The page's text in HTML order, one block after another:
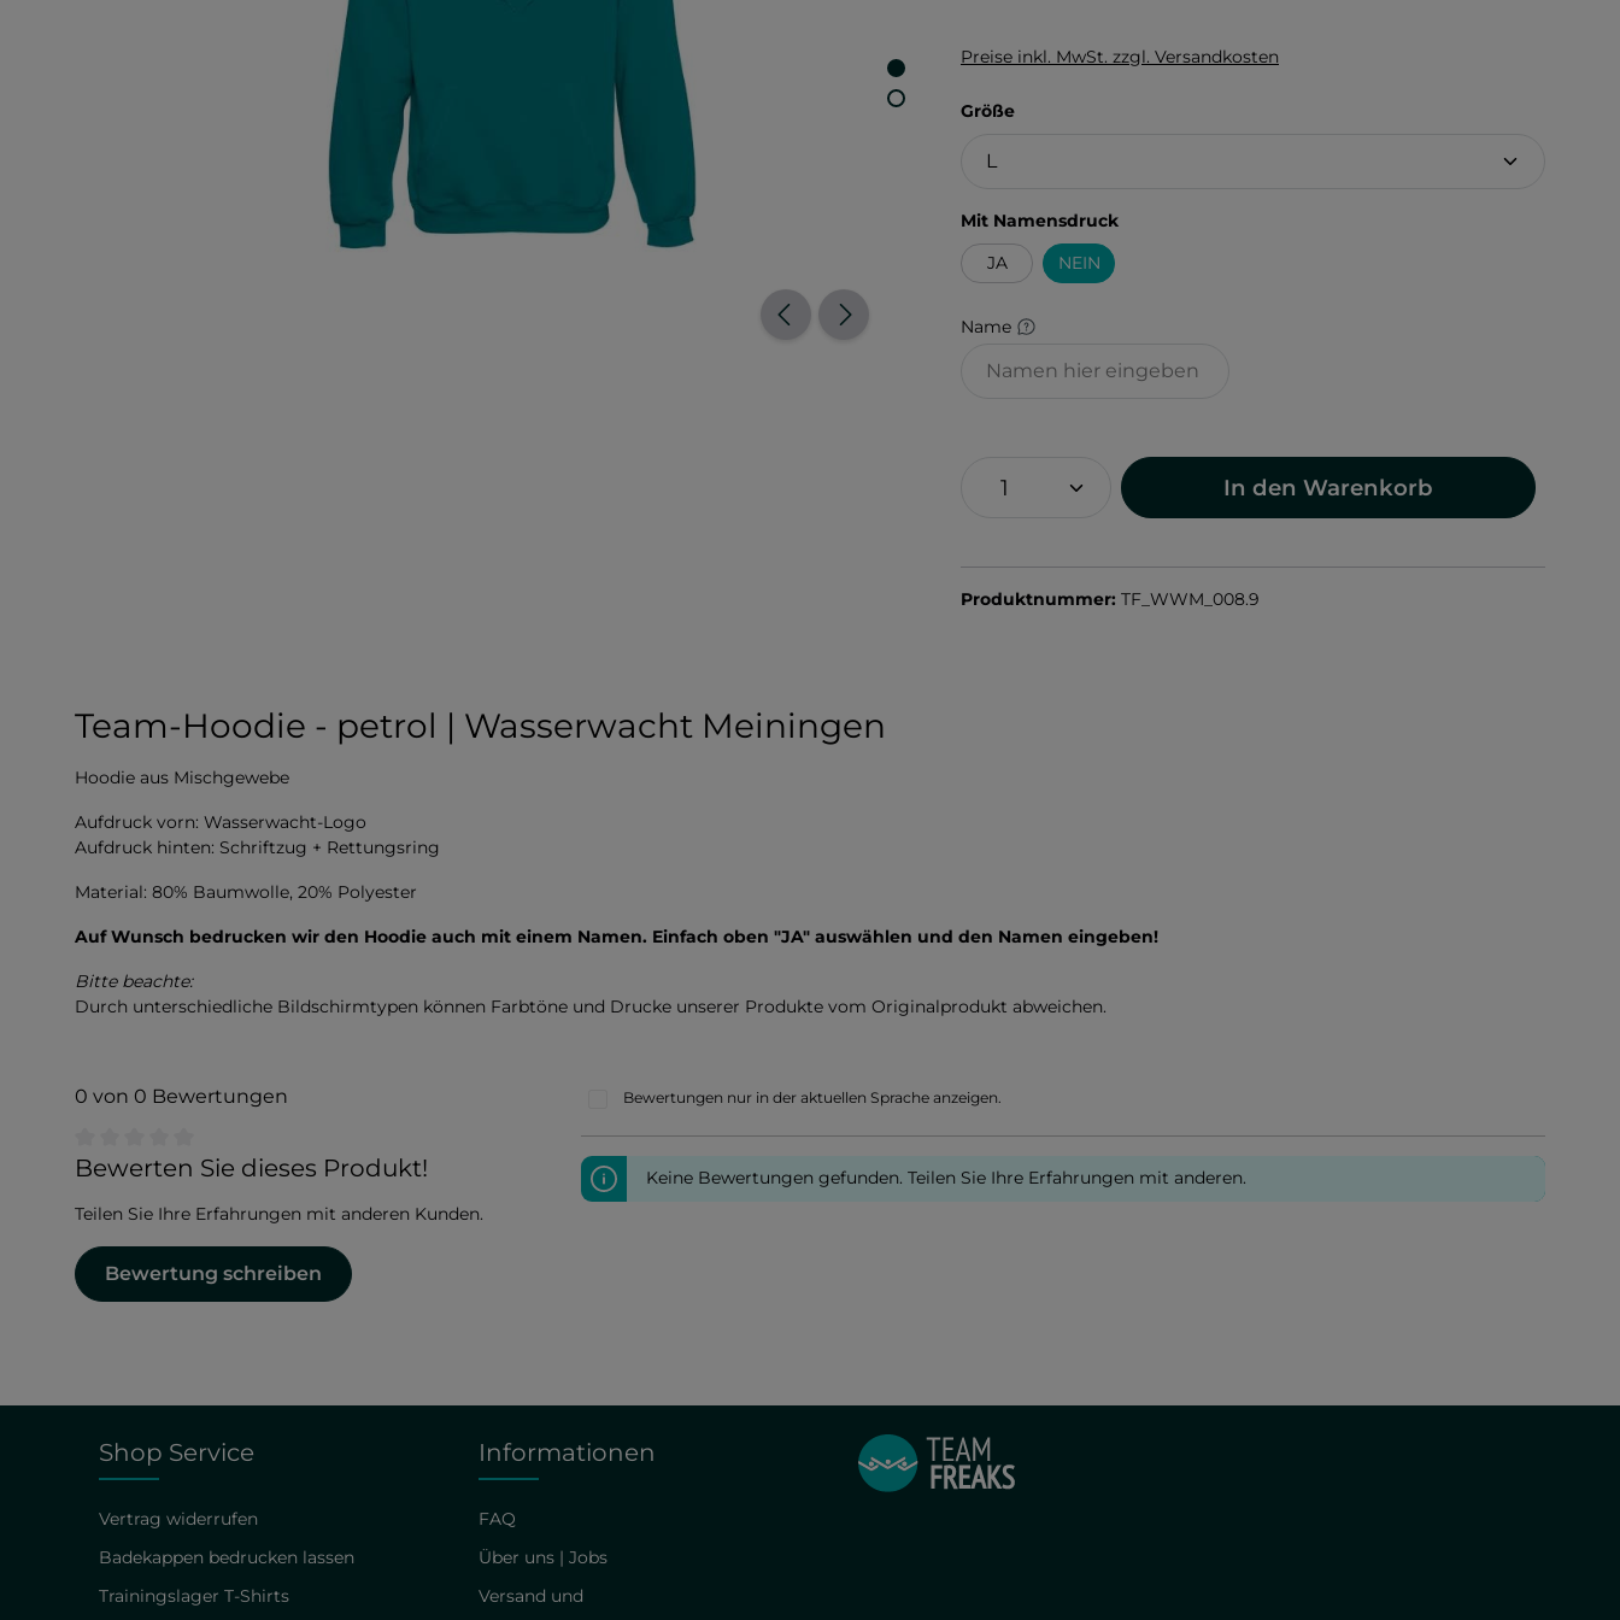
Preise inkl. MwSt. zzgl. Versandkosten
Größeauswählen
Mit Namensdruckauswählen
JA
NEIN
Name
In den Warenkorb
Produktnummer: TF_WWM_008.9
Team-Hoodie - petrol | Wasserwacht Meiningen
Hoodie aus Mischgewebe
Aufdruck vorn: Wasserwacht-Logo
Aufdruck hinten: Schriftzug + Rettungsring
Material: 80% Baumwolle, 20% Polyester
Auf Wunsch bedrucken wir den Hoodie auch mit einem Namen. Einfach oben "JA" auswählen und den Namen eingeben!
Bitte beachte:
Durch unterschiedliche Bildschirmtypen können Farbtöne und Drucke unserer Produkte vom Originalprodukt abweichen.
0 von 0 Bewertungen
Durchschnittliche Bewertung von 0 von 5 Sternen
Bewerten Sie dieses Produkt!
Teilen Sie Ihre Erfahrungen mit anderen Kunden.
Bewertung schreiben
Bewertungen nur in der aktuellen Sprache anzeigen.
Keine Bewertungen gefunden. Teilen Sie Ihre Erfahrungen mit anderen.
Shop Service
Vertrag widerrufen
Badekappen bedrucken lassen
Trainingslager T-Shirts
Informationen
FAQ
Über uns | Jobs
Versand und